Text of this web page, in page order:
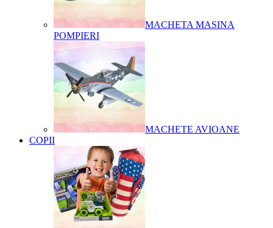
MACHETA MASINA
POMPIERI
MACHETE AVIOANE
COPII